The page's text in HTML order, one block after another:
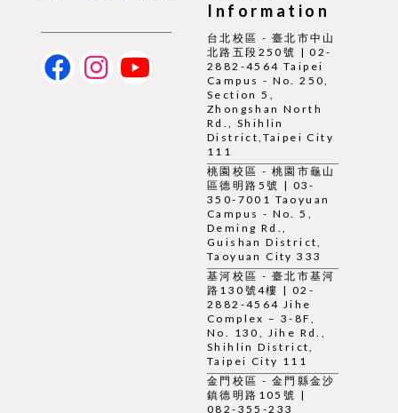
Information
台北校區 - 臺北市中山
北路五段250號 | 02-
2882-4564 Taipei
Campus - No. 250,
Section 5,
Zhongshan North
Rd., Shihlin
District,Taipei City
111
桃園校區 - 桃園市龜山
區德明路5號 | 03-
350-7001 Taoyuan
Campus - No. 5,
Deming Rd.,
Guishan District,
Taoyuan City 333
基河校區 - 臺北市基河
路130號4樓 | 02-
2882-4564 Jihe
Complex – 3-8F,
No. 130, Jihe Rd.,
Shihlin District,
Taipei City 111
金門校區 - 金門縣金沙
鎮德明路105號 |
082-355-233